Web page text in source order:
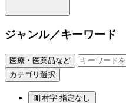
ジャンル／キーワード
医療・医薬品など
カテゴリ選択
町村字 指定なし